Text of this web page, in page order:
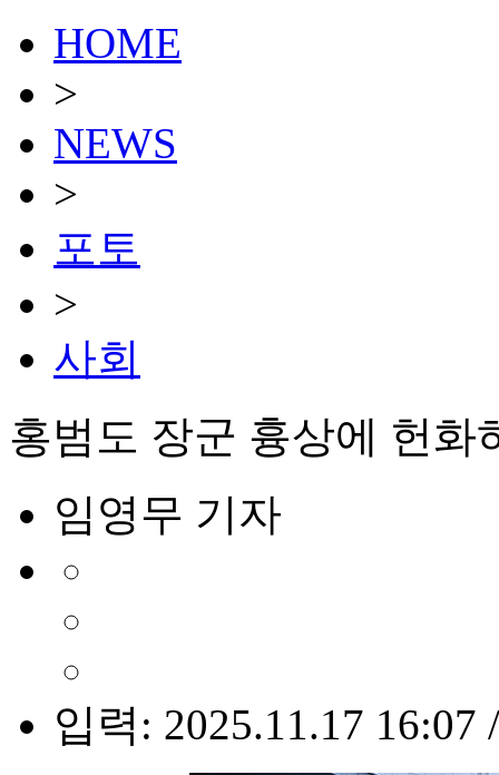
HOME
>
NEWS
>
포토
>
사회
홍범도 장군 흉상에 헌
임영무 기자
입력: 2025.11.17 16:07